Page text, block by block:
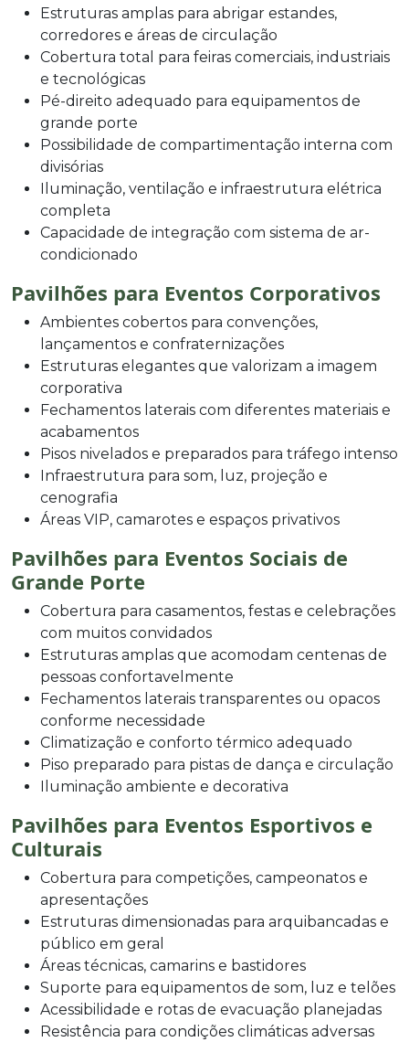
Estruturas amplas para abrigar estandes,
corredores e áreas de circulação
Cobertura total para feiras comerciais, industriais
e tecnológicas
Pé-direito adequado para equipamentos de
grande porte
Possibilidade de compartimentação interna com
divisórias
Iluminação, ventilação e infraestrutura elétrica
completa
Capacidade de integração com sistema de ar-
condicionado
Pavilhões para Eventos Corporativos
Ambientes cobertos para convenções,
lançamentos e confraternizações
Estruturas elegantes que valorizam a imagem
corporativa
Fechamentos laterais com diferentes materiais e
acabamentos
Pisos nivelados e preparados para tráfego intenso
Infraestrutura para som, luz, projeção e
cenografia
Áreas VIP, camarotes e espaços privativos
Pavilhões para Eventos Sociais de
Grande Porte
Cobertura para casamentos, festas e celebrações
com muitos convidados
Estruturas amplas que acomodam centenas de
pessoas confortavelmente
Fechamentos laterais transparentes ou opacos
conforme necessidade
Climatização e conforto térmico adequado
Piso preparado para pistas de dança e circulação
Iluminação ambiente e decorativa
Pavilhões para Eventos Esportivos e
Culturais
Cobertura para competições, campeonatos e
apresentações
Estruturas dimensionadas para arquibancadas e
público em geral
Áreas técnicas, camarins e bastidores
Suporte para equipamentos de som, luz e telões
Acessibilidade e rotas de evacuação planejadas
Resistência para condições climáticas adversas